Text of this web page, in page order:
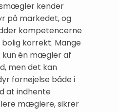
kender
på markedet, og
kompetencerne
korrekt. Mange
én mægler af
men det kan
fornøjelse både i
at indhente
mæglere, sikrer